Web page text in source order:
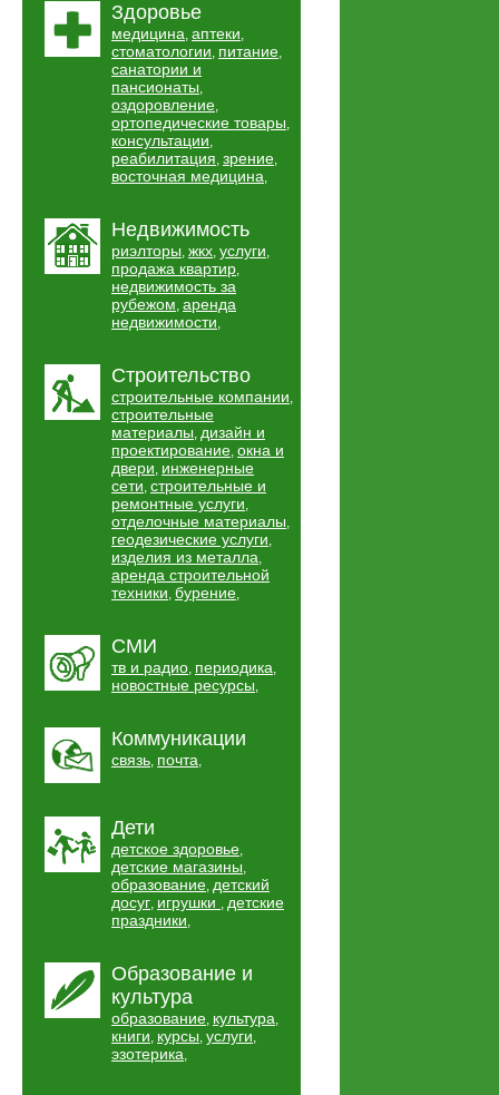
Здоровье
медицина, аптеки,
стоматологии, питание,
санатории и
пансионаты,
оздоровление,
ортопедические товары,
консультации,
реабилитация, зрение,
восточная медицина,
Недвижимость
риэлторы, жкх, услуги,
продажа квартир,
недвижимость за
рубежом, аренда
недвижимости,
Строительство
строительные компании,
строительные
материалы, дизайн и
проектирование, окна и
двери, инженерные
сети, строительные и
ремонтные услуги,
отделочные материалы,
геодезические услуги,
изделия из металла,
аренда строительной
техники, бурение,
СМИ
тв и радио, периодика,
новостные ресурсы,
Коммуникации
связь, почта,
Дети
детское здоровье,
детские магазины,
образование, детский
досуг, игрушки , детские
праздники,
Образование и
культура
образование, культура,
книги, курсы, услуги,
эзотерика,